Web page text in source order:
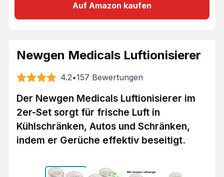
Auf Amazon kaufen
Newgen Medicals Luftionisierer
4.2•157 Bewertungen
Der Newgen Medicals Luftionisierer im
2er-Set sorgt für frische Luft in
Kühlschränken, Autos und Schränken,
indem er Gerüche effektiv beseitigt.